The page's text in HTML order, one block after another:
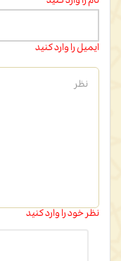
ایمیل را وارد کنید
نظر خود را وارد کنید